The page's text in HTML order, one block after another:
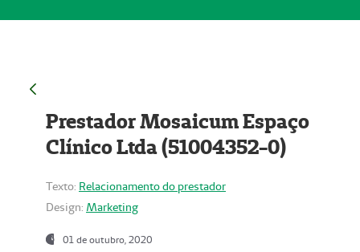
Prestador Mosaicum Espaço
Clínico Ltda (51004352-0)
Texto: Relacionamento do prestador
Design: Marketing
01 de outubro, 2020